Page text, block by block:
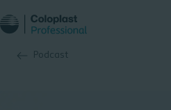
Podcast